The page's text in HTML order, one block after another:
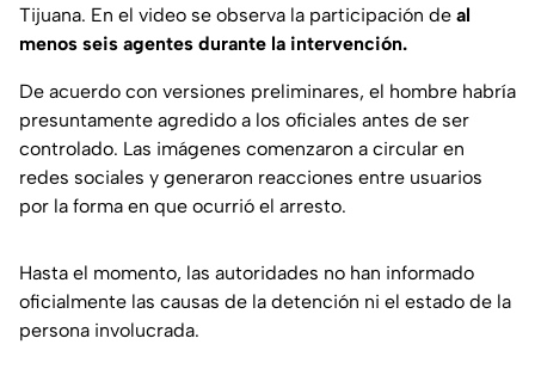
Tijuana. En el video se observa la participación de al
menos seis agentes durante la intervención.
De acuerdo con versiones preliminares, el hombre habría
presuntamente agredido a los oficiales antes de ser
controlado. Las imágenes comenzaron a circular en
redes sociales y generaron reacciones entre usuarios
por la forma en que ocurrió el arresto.
Hasta el momento, las autoridades no han informado
oficialmente las causas de la detención ni el estado de la
persona involucrada.